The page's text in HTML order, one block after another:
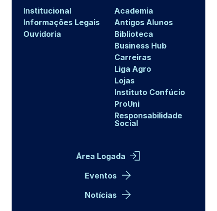
Institucional
Informações Legais
Ouvidoria
Academia
Antigos Alunos
Biblioteca
Business Hub
Carreiras
Liga Agro
Lojas
Instituto Confúcio
ProUni
Responsabilidade
Social
Área Logada
Eventos
Notícias